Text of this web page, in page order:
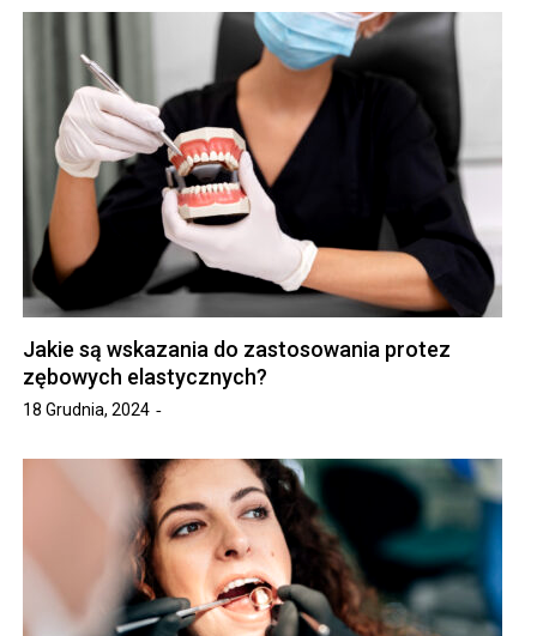
Jakie są wskazania do zastosowania protez
zębowych elastycznych?
18 Grudnia, 2024